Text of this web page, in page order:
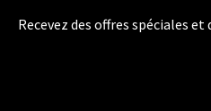
Recevez des offres spéciales et